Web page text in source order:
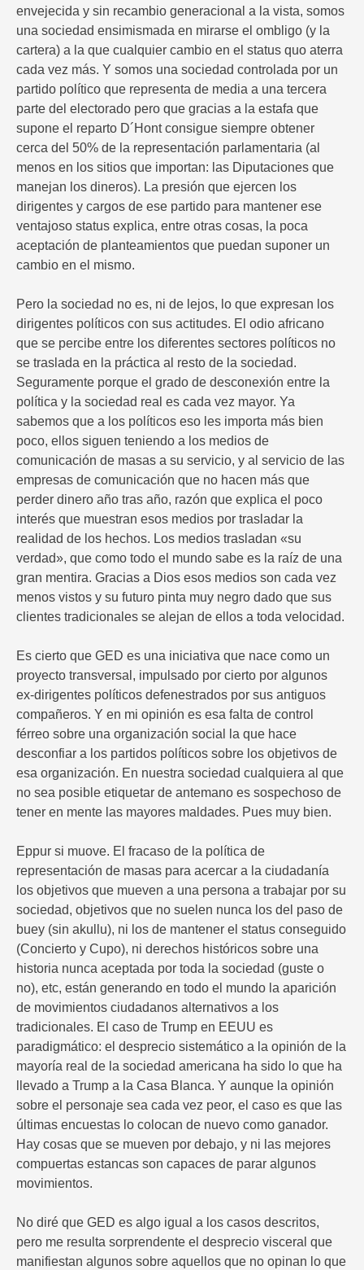
envejecida y sin recambio generacional a la vista, somos
una sociedad ensimismada en mirarse el ombligo (y la
cartera) a la que cualquier cambio en el status quo aterra
cada vez más. Y somos una sociedad controlada por un
partido político que representa de media a una tercera
parte del electorado pero que gracias a la estafa que
supone el reparto D´Hont consigue siempre obtener
cerca del 50% de la representación parlamentaria (al
menos en los sitios que importan: las Diputaciones que
manejan los dineros). La presión que ejercen los
dirigentes y cargos de ese partido para mantener ese
ventajoso status explica, entre otras cosas, la poca
aceptación de planteamientos que puedan suponer un
cambio en el mismo.
Pero la sociedad no es, ni de lejos, lo que expresan los
dirigentes políticos con sus actitudes. El odio africano
que se percibe entre los diferentes sectores políticos no
se traslada en la práctica al resto de la sociedad.
Seguramente porque el grado de desconexión entre la
política y la sociedad real es cada vez mayor. Ya
sabemos que a los políticos eso les importa más bien
poco, ellos siguen teniendo a los medios de
comunicación de masas a su servicio, y al servicio de las
empresas de comunicación que no hacen más que
perder dinero año tras año, razón que explica el poco
interés que muestran esos medios por trasladar la
realidad de los hechos. Los medios trasladan «su
verdad», que como todo el mundo sabe es la raíz de una
gran mentira. Gracias a Dios esos medios son cada vez
menos vistos y su futuro pinta muy negro dado que sus
clientes tradicionales se alejan de ellos a toda velocidad.
Es cierto que GED es una iniciativa que nace como un
proyecto transversal, impulsado por cierto por algunos
ex-dirigentes políticos defenestrados por sus antiguos
compañeros. Y en mi opinión es esa falta de control
férreo sobre una organización social la que hace
desconfiar a los partidos políticos sobre los objetivos de
esa organización. En nuestra sociedad cualquiera al que
no sea posible etiquetar de antemano es sospechoso de
tener en mente las mayores maldades. Pues muy bien.
Eppur si muove. El fracaso de la política de
representación de masas para acercar a la ciudadanía
los objetivos que mueven a una persona a trabajar por su
sociedad, objetivos que no suelen nunca los del paso de
buey (sin akullu), ni los de mantener el status conseguido
(Concierto y Cupo), ni derechos históricos sobre una
historia nunca aceptada por toda la sociedad (guste o
no), etc, están generando en todo el mundo la aparición
de movimientos ciudadanos alternativos a los
tradicionales. El caso de Trump en EEUU es
paradigmático: el desprecio sistemático a la opinión de la
mayoría real de la sociedad americana ha sido lo que ha
llevado a Trump a la Casa Blanca. Y aunque la opinión
sobre el personaje sea cada vez peor, el caso es que las
últimas encuestas lo colocan de nuevo como ganador.
Hay cosas que se mueven por debajo, y ni las mejores
compuertas estancas son capaces de parar algunos
movimientos.
No diré que GED es algo igual a los casos descritos,
pero me resulta sorprendente el desprecio visceral que
manifiestan algunos sobre aquellos que no opinan lo que